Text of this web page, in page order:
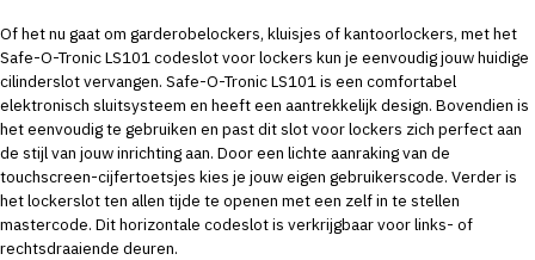
Of het nu gaat om garderobelockers, kluisjes of kantoorlockers, met het
Safe-O-Tronic LS101 codeslot voor lockers kun je eenvoudig jouw huidige
cilinderslot vervangen. Safe-O-Tronic LS101 is een comfortabel
elektronisch sluitsysteem en heeft een aantrekkelijk design. Bovendien is
het eenvoudig te gebruiken en past dit slot voor lockers zich perfect aan
de stijl van jouw inrichting aan. Door een lichte aanraking van de
touchscreen-cijfertoetsjes kies je jouw eigen gebruikerscode. Verder is
het lockerslot ten allen tijde te openen met een zelf in te stellen
mastercode. Dit horizontale codeslot is verkrijgbaar voor links- of
rechtsdraaiende deuren.